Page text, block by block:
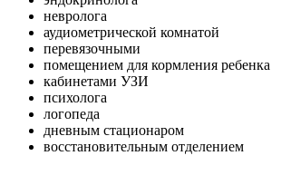
невролога
аудиометрической комнатой
перевязочными
помещением для кормления ребенка
кабинетами УЗИ
психолога
логопеда
дневным стационаром
восстановительным отделением